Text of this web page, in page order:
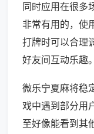
同时应用在很多
非常有用的，使
打牌时可以合理
好友间互动乐趣。
微乐宁夏麻将稳
戏中遇到部分用
至好像能看到其